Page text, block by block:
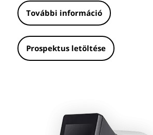
További információ
Prospektus letöltése